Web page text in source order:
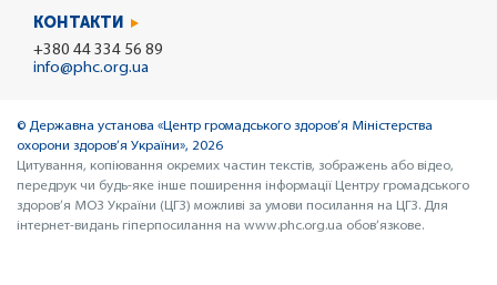
КОНТАКТИ
+380 44 334 56 89
info@phc.org.ua
© Державна установа «Центр громадського здоров’я Міністерства
охорони здоров’я України», 2026
Цитування, копіювання окремих частин текстів, зображень або відео,
передрук чи будь-яке інше поширення інформації Центру громадського
здоров’я МОЗ України (ЦГЗ) можливі за умови посилання на ЦГЗ. Для
інтернет-видань гіперпосилання на www.phc.org.ua обов’язкове.